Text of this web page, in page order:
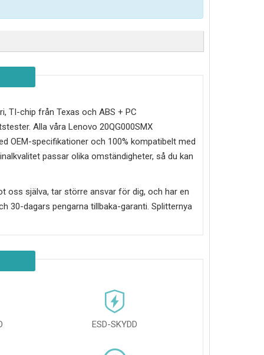
TI-chip från Texas och ABS + PC
Alla våra Lenovo 20QG000SMX
OEM-specifikationer och 100% kompatibelt med
passar olika omständigheter, så du kan
oss själva, tar större ansvar för dig, och har en
30-dagars pengarna tillbaka-garanti. Splitternya
ESD-SKYDD